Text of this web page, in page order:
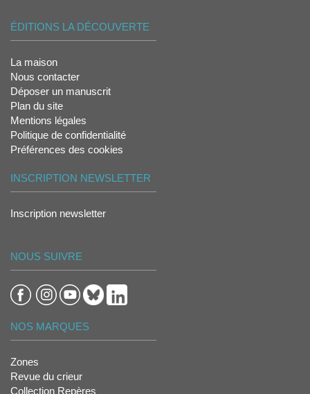
ÉDITIONS LA DÉCOUVERTE
La maison
Nous contacter
Déposer un manuscrit
Plan du site
Mentions légales
Politique de confidentialité
Préférences des cookies
INSCRIPTION NEWSLETTER
Inscription newsletter
NOUS SUIVRE
NOS MARQUES
Zones
Revue du crieur
Collection Repères